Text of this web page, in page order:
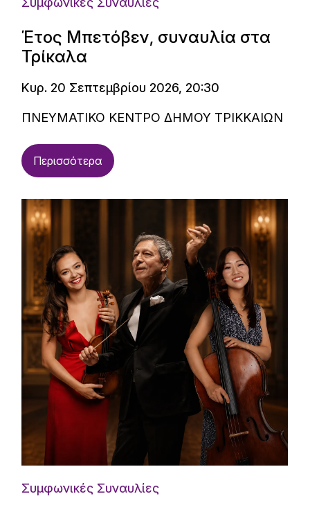
Έτος Μπετόβεν, συναυλία στα
Τρίκαλα
Κυρ. 20 Σεπτεμβρίου 2026, 20:30
ΠΝΕΥΜΑΤΙΚΟ ΚΕΝΤΡΟ ΔΗΜΟΥ ΤΡΙΚΚΑΙΩΝ
Περισσότερα
Συμφωνικές Συναυλίες